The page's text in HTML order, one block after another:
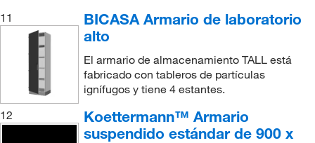
11
BICASA Armario de laboratorio
alto
El armario de almacenamiento TALL está
fabricado con tableros de partículas
ignífugos y tiene 4 estantes.
12
Koettermann™ Armario
suspendido estándar de 900 x